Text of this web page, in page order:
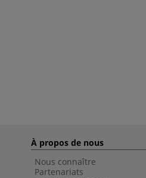
À propos de nous
Nous connaître
Partenariats